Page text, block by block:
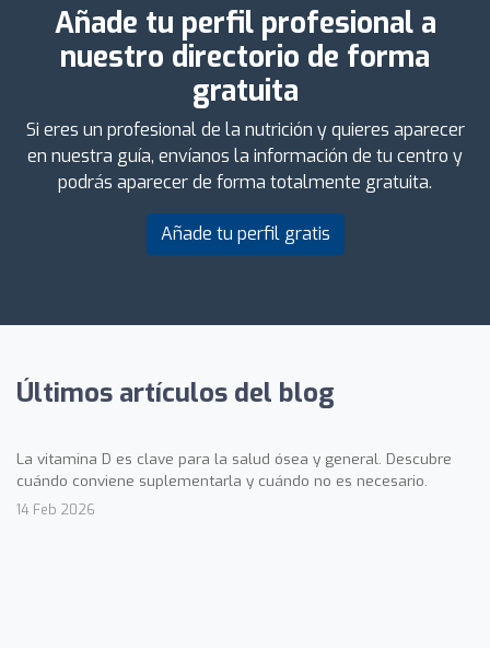
Añade tu perfil profesional a
nuestro directorio de forma
gratuita
Si eres un profesional de la nutrición y quieres aparecer
en nuestra guía, envíanos la información de tu centro y
podrás aparecer de forma totalmente gratuita.
Añade tu perfil gratis
Últimos artículos del blog
La vitamina D es clave para la salud ósea y general. Descubre
cuándo conviene suplementarla y cuándo no es necesario.
14 Feb 2026